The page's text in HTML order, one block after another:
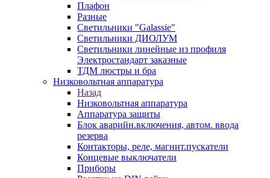
Плафон
Разные
Светильники "Galassie"
Светильники ДИОЛУМ
Светильники линейные из профиля
Электростандарт заказные
ТДМ люстры и бра
Низковольтная аппаратура
Назад
Низковольтная аппаратура
Аппаратура защиты
Блок аварийн.включения, автом. ввода
резерва
Контакторы, реле, магнит.пускатели
Концевые выключатели
Приборы